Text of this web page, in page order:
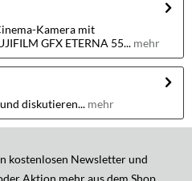
Kamera mit
GFX ETERNA 55... mehr
diskutieren... mehr
kostenlosen Newsletter und
Aktion mehr aus dem Shop.